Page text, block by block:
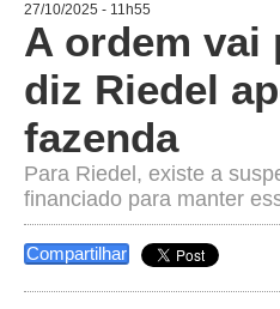
27/10/2025 - 11h55
A ordem vai
diz Riedel
fazenda
Para Riedel, existe a
financiado para manter
Compartilhar